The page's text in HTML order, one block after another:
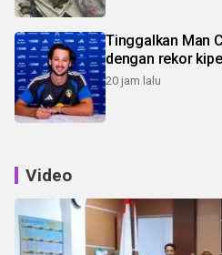
Tinggalkan Man
dengan rekor
20 jam lalu
Video